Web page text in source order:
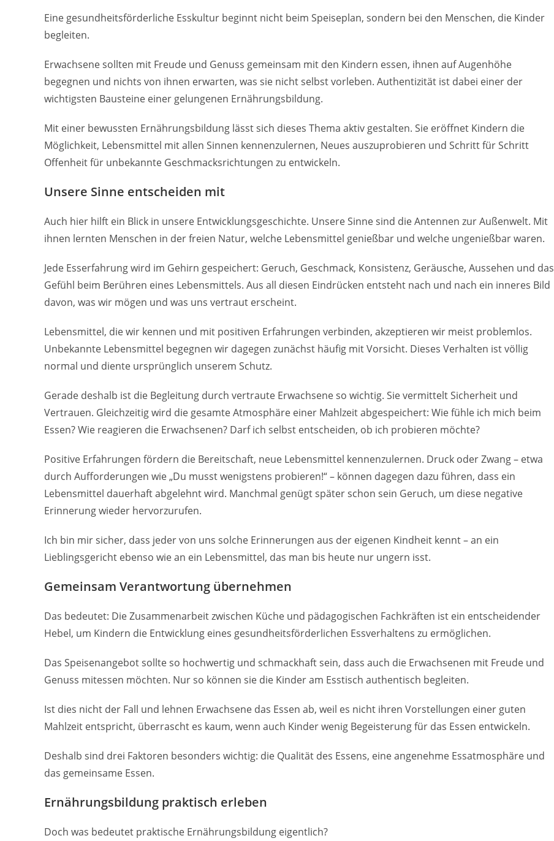
Eine gesundheitsförderliche Esskultur beginnt nicht beim Speiseplan, sondern bei den Menschen, die Kinder
begleiten.
Erwachsene sollten mit Freude und Genuss gemeinsam mit den Kindern essen, ihnen auf Augenhöhe
begegnen und nichts von ihnen erwarten, was sie nicht selbst vorleben. Authentizität ist dabei einer der
wichtigsten Bausteine einer gelungenen Ernährungsbildung.
Mit einer bewussten Ernährungsbildung lässt sich dieses Thema aktiv gestalten. Sie eröffnet Kindern die
Möglichkeit, Lebensmittel mit allen Sinnen kennenzulernen, Neues auszuprobieren und Schritt für Schritt
Offenheit für unbekannte Geschmacksrichtungen zu entwickeln.
Unsere Sinne entscheiden mit
Auch hier hilft ein Blick in unsere Entwicklungsgeschichte. Unsere Sinne sind die Antennen zur Außenwelt. Mit
ihnen lernten Menschen in der freien Natur, welche Lebensmittel genießbar und welche ungenießbar waren.
Jede Esserfahrung wird im Gehirn gespeichert: Geruch, Geschmack, Konsistenz, Geräusche, Aussehen und das
Gefühl beim Berühren eines Lebensmittels. Aus all diesen Eindrücken entsteht nach und nach ein inneres Bild
davon, was wir mögen und was uns vertraut erscheint.
Lebensmittel, die wir kennen und mit positiven Erfahrungen verbinden, akzeptieren wir meist problemlos.
Unbekannte Lebensmittel begegnen wir dagegen zunächst häufig mit Vorsicht. Dieses Verhalten ist völlig
normal und diente ursprünglich unserem Schutz.
Gerade deshalb ist die Begleitung durch vertraute Erwachsene so wichtig. Sie vermittelt Sicherheit und
Vertrauen. Gleichzeitig wird die gesamte Atmosphäre einer Mahlzeit abgespeichert: Wie fühle ich mich beim
Essen? Wie reagieren die Erwachsenen? Darf ich selbst entscheiden, ob ich probieren möchte?
Positive Erfahrungen fördern die Bereitschaft, neue Lebensmittel kennenzulernen. Druck oder Zwang – etwa
durch Aufforderungen wie „Du musst wenigstens probieren!“ – können dagegen dazu führen, dass ein
Lebensmittel dauerhaft abgelehnt wird. Manchmal genügt später schon sein Geruch, um diese negative
Erinnerung wieder hervorzurufen.
Ich bin mir sicher, dass jeder von uns solche Erinnerungen aus der eigenen Kindheit kennt – an ein
Lieblingsgericht ebenso wie an ein Lebensmittel, das man bis heute nur ungern isst.
Gemeinsam Verantwortung übernehmen
Das bedeutet: Die Zusammenarbeit zwischen Küche und pädagogischen Fachkräften ist ein entscheidender
Hebel, um Kindern die Entwicklung eines gesundheitsförderlichen Essverhaltens zu ermöglichen.
Das Speisenangebot sollte so hochwertig und schmackhaft sein, dass auch die Erwachsenen mit Freude und
Genuss mitessen möchten. Nur so können sie die Kinder am Esstisch authentisch begleiten.
Ist dies nicht der Fall und lehnen Erwachsene das Essen ab, weil es nicht ihren Vorstellungen einer guten
Mahlzeit entspricht, überrascht es kaum, wenn auch Kinder wenig Begeisterung für das Essen entwickeln.
Deshalb sind drei Faktoren besonders wichtig: die Qualität des Essens, eine angenehme Essatmosphäre und
das gemeinsame Essen.
Ernährungsbildung praktisch erleben
Doch was bedeutet praktische Ernährungsbildung eigentlich?